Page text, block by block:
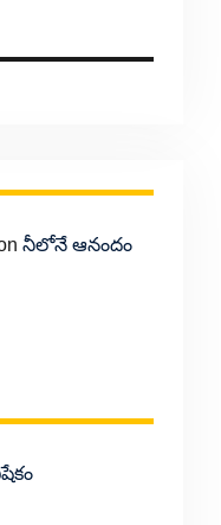
నీలోనే ఆనందం